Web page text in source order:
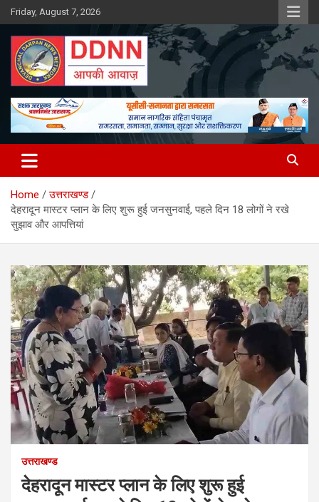
Skip
to
content
Friday, August 7, 2026
DDNN
Home
उत्तराखण्ड
देहरादून मास्टर प्लान के लिए शुरू हुई जनसुनवाई, पहले दिन 18 लोगों ने रखे
सुझाव और आपत्तियां
उत्तराखण्ड
देहरादून मास्टर प्लान के लिए शुरू हुई